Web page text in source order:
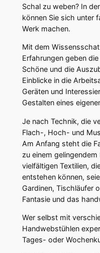
Schal zu weben? In
können Sie sich unter
Werk machen.
Mit dem
Erfahrungen geben
Schöne und die
Einblicke in die
Geräten und
Gestalten eines
Je nach Technik, die
Flach-, Hoch- und
Am Anfang steht die
zu einem
vielfältigen Textilien,
entstehen können,
Gardinen, Tischläufer
Fantasie und das
Wer selbst mit
Handwebstühlen
Tages- oder